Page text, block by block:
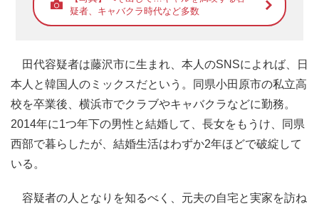
疑者、キャバクラ時代など多数
田代容疑者は藤沢市に生まれ、本人のSNSによれば、日
本人と韓国人のミックスだという。同県小田原市の私立高
校を卒業後、横浜市でクラブやキャバクラなどに勤務。
2014年に1つ年下の男性と結婚して、長女をもうけ、同県
西部で暮らしたが、結婚生活はわずか2年ほどで破綻して
いる。
容疑者の人となりを知るべく、元夫の自宅と実家を訪ね